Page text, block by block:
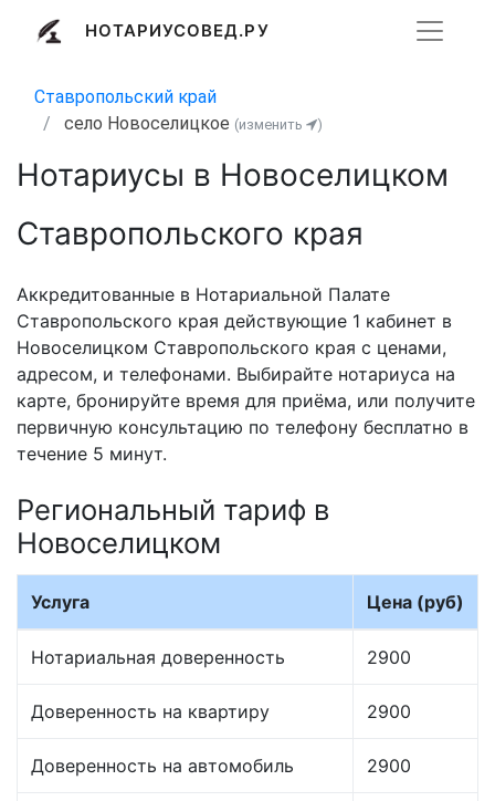
НОТАРИУСОВЕД.РУ
Ставропольский край
село Новоселицкое (изменить )
Нотариусы в Новоселицком
Ставропольского края
Аккредитованные в Нотариальной Палате
Ставропольского края действующие 1 кабинет в
Новоселицком Ставропольского края с ценами,
адресом, и телефонами. Выбирайте нотариуса на
карте, бронируйте время для приёма, или получите
первичную консультацию по телефону бесплатно в
течение 5 минут.
Региональный тариф в
Новоселицком
Услуга Цена (руб)
Нотариальная доверенность 2900
Доверенность на квартиру 2900
Доверенность на автомобиль 2900